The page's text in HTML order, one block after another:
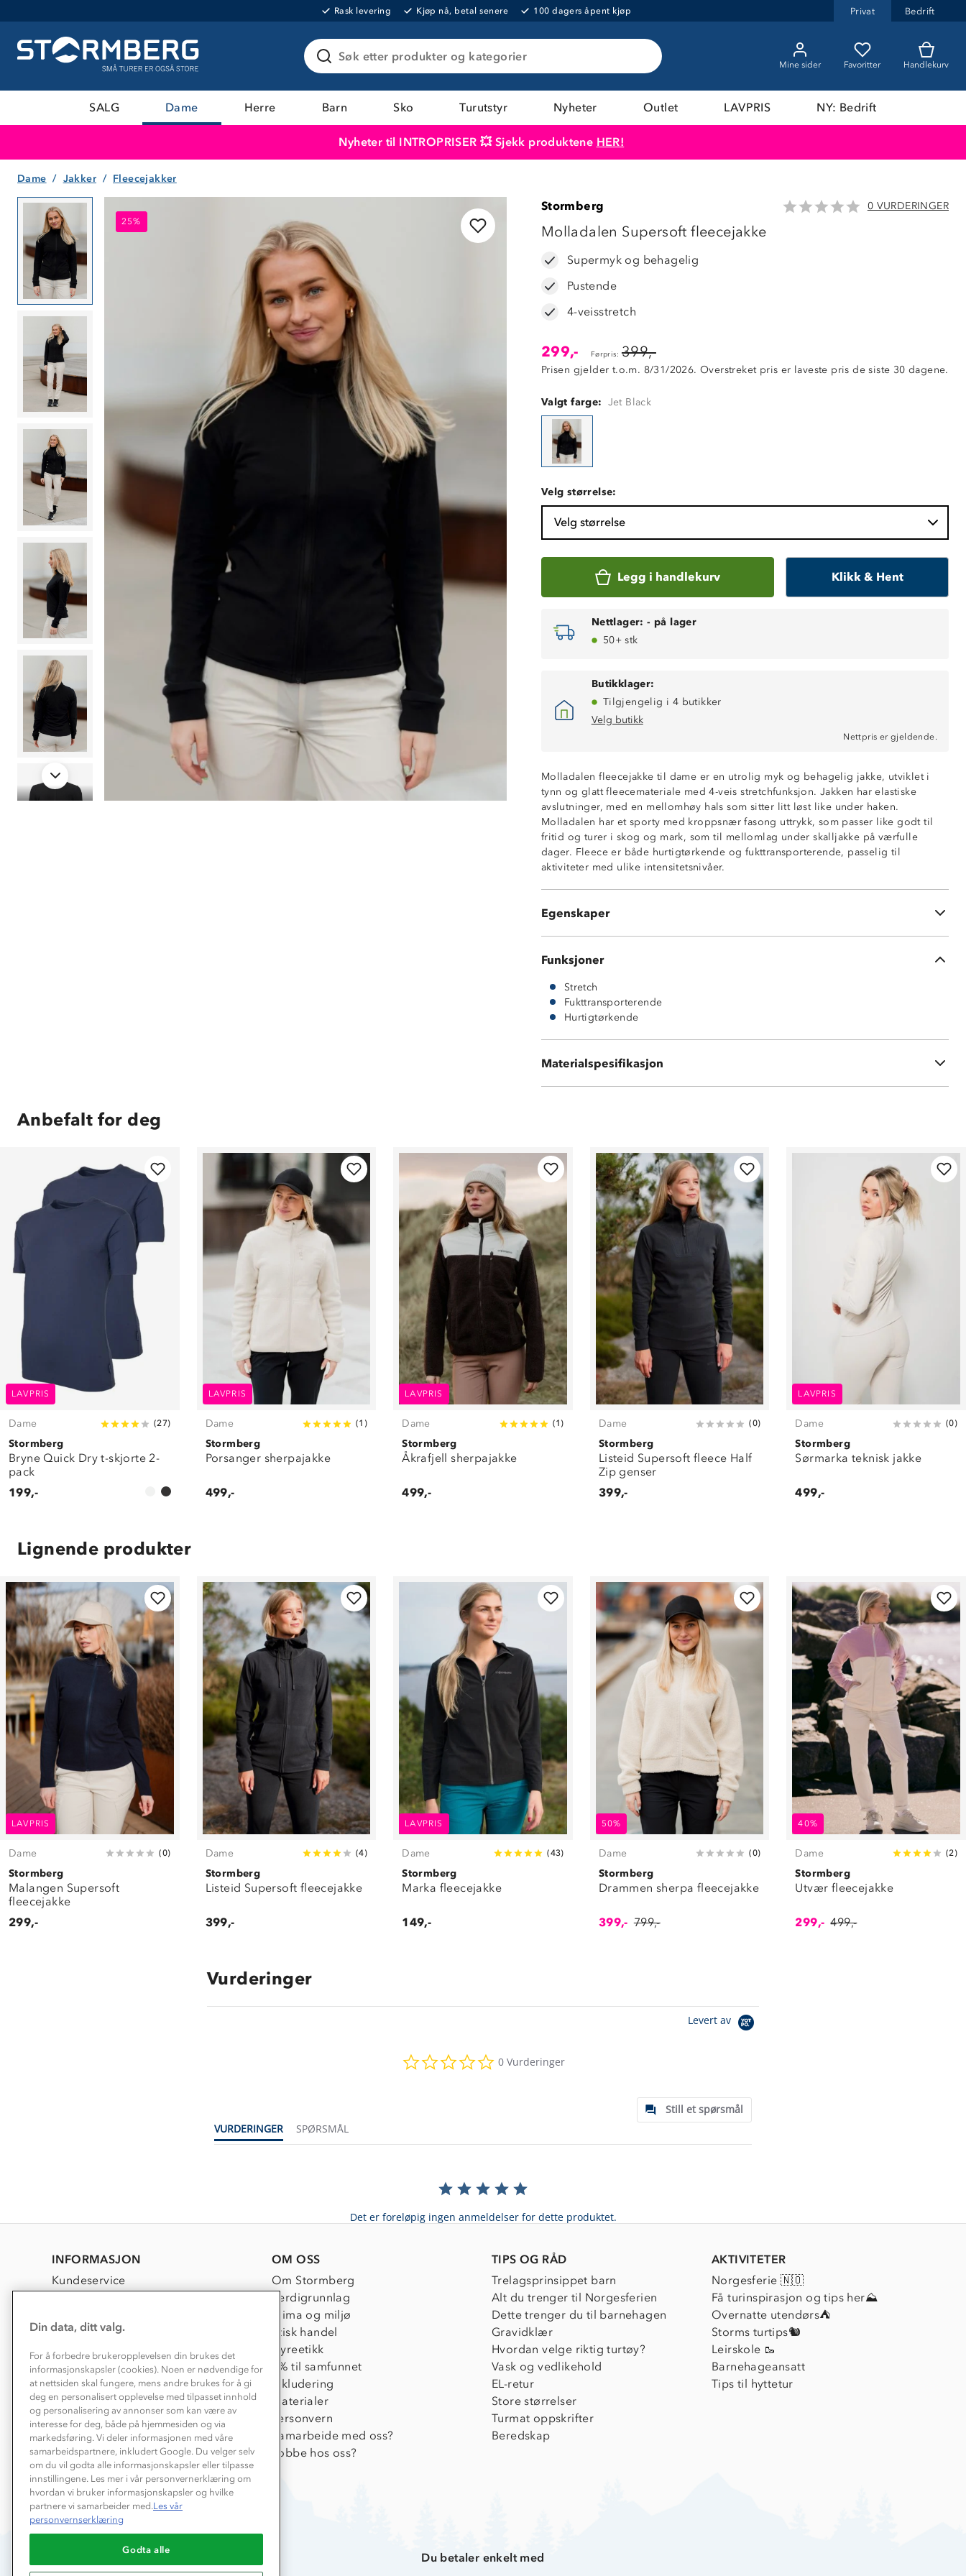
Rask levering Kjøp nå, betal senere 100 dagers åpent kjøp Privat Bedrift
Søk etter produkter og kategorier
Mine sider Favoritter Handlekurv
SALG Dame Herre Barn Sko Turutstyr Nyheter Outlet LAVPRIS NY: Bedrift
Nyheter til INTROPRISER 💥 Sjekk produktene HER!
Dame Jakker Fleecejakker
25%
25%
Stormberg 0 VURDERINGER
Molladalen Supersoft fleecejakke
Supermyk og behagelig
Pustende
4-veisstretch
299,- Førpris: 399,-
Prisen gjelder t.o.m. 8/31/2026. Overstreket pris er laveste pris de siste 30 dagene.
Valgt farge: Jet Black
Velg størrelse:
Velg størrelse
Legg i handlekurv Klikk & Hent
Nettlager: - på lager
50+ stk
Butikklager:
Tilgjengelig i 4 butikker
Velg butikk
Nettpris er gjeldende.
Molladalen fleecejakke til dame er en utrolig myk og behagelig jakke, utviklet i
tynn og glatt fleecemateriale med 4-veis stretchfunksjon. Jakken har elastiske
avslutninger, med en mellomhøy hals som sitter litt løst like under haken.
Molladalen har et sporty med kroppsnær fasong uttrykk, som passer like godt til
fritid og turer i skog og mark, som til mellomlag under skalljakke på værfulle
dager. Fleece er både hurtigtørkende og fukttransporterende, passelig til
aktiviteter med ulike intensitetsnivåer.
Egenskaper
Supermyk og behagelig
Pustende
4-veisstretch
Fukttransporterende
Hurtigtørkende
Hakebeskytter
Kroppsnær fasong
Funksjoner
Stretch
Fukttransporterende
Hurtigtørkende
Materialspesifikasjon
10 % spandex
Anbefalt for deg
LAVPRIS
Dame (27)
Stormberg
Bryne Quick Dry t-skjorte 2-
pack
199,-
LAVPRIS
Dame (1 )
Stormberg
Porsanger sherpajakke
499,-
LAVPRIS
Dame (1 )
Stormberg
Åkrafjell sherpajakke
499,-
Dame (0)
Stormberg
Listeid Supersoft fleece Half
Zip genser
399,-
LAVPRIS
Dame (0)
Stormberg
Sørmarka teknisk jakke
499,-
Lignende produkter
LAVPRIS
Dame (0)
Stormberg
Malangen Supersoft
fleecejakke
299,-
Dame (4)
Stormberg
Listeid Supersoft fleecejakke
399,-
LAVPRIS
Dame (43)
Stormberg
Marka fleecejakke
149,-
50%
Dame (0)
Stormberg
Drammen sherpa fleecejakke
399,- 799,-
40%
Dame (2)
Stormberg
Utvær fleecejakke
299,- 499,-
Vurderinger
Levert av
star
0 Vurderinger
Still et spørsmål
VURDERINGER
SPØRSMÅL
Det er foreløpig ingen anmeldelser for dette produktet.
INFORMASJON
Kundeservice
Kundeklubb
Våre butikker
Bedrift, barnehage og SFO
Presse
OM OSS
Om Stormberg
Verdigrunnlag
Klima og miljø
Etisk handel
Dyreetikk
1% til samfunnet
Inkludering
Materialer
Personvern
Samarbeide med oss?
Jobbe hos oss?
TIPS OG RÅD
Trelagsprinsippet barn
Alt du trenger til Norgesferien
Dette trenger du til barnehagen
Gravidklær
Hvordan velge riktig turtøy?
Vask og vedlikehold
EL-retur
Store størrelser
Turmat oppskrifter
Beredskap
AKTIVITETER
Norgesferie 🇳🇴
Få turinspirasjon og tips her⛰
Overnatte utendørs⛺
Storms turtips🐿️
Leirskole 🥾
Barnehageansatt
Tips til hyttetur
Du betaler enkelt med
Din data, ditt valg.
For å forbedre brukeropplevelsen din brukes det
informasjonskapsler (cookies). Noen er nødvendige for
at nettsiden skal fungere, mens andre brukes for å gi
deg en personalisert opplevelse med tilpasset innhold
og personalisering av annonser som kan være av
interesse for deg, både på hjemmesiden og via
markedsføring. Vi deler informasjonen med våre
samarbeidspartnere, inkludert Google. Du velger selv
om du vil godta alle informasjonskapsler eller tilpasse
innstillingene. Les mer i vår personvernerklæring om
hvordan vi bruker informasjonskapsler og hvilke
partnere vi samarbeider med.Les vår
personvernserklæring
Godta alle